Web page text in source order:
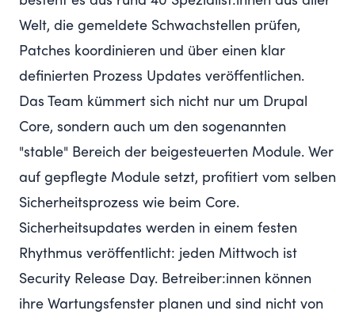
Welt, die gemeldete Schwachstellen prüfen,
Patches koordinieren und über einen klar
definierten Prozess Updates veröffentlichen.
Das Team kümmert sich nicht nur um Drupal
Core, sondern auch um den sogenannten
"stable" Bereich der beigesteuerten Module. Wer
auf gepflegte Module setzt, profitiert vom selben
Sicherheitsprozess wie beim Core.
Sicherheitsupdates werden in einem festen
Rhythmus veröffentlicht: jeden Mittwoch ist
Security Release Day. Betreiber:innen können
ihre Wartungsfenster planen und sind nicht von